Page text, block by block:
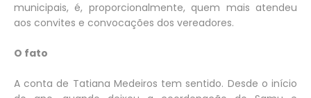
municipais, é, proporcionalmente, quem mais atendeu
aos convites e convocações dos vereadores.
O fato
A conta de Tatiana Medeiros tem sentido. Desde o início